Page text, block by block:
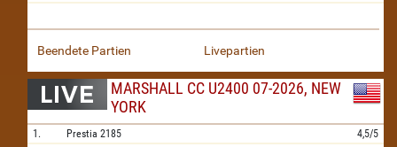
Beendete Partien Livepartien
MARSHALL CC U2400 07-2026, NEW
YORK
1. Prestia 2185
4,5/5